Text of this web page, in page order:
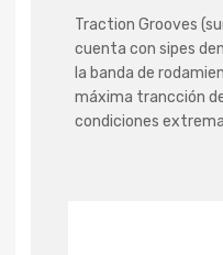
Traction Grooves
cuenta con sipes
la banda de
máxima trancción
condiciones